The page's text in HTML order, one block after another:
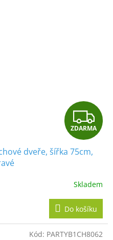
Z
D
R
M
A
ZDARMA
dveře, šířka 75cm,
Skladem
Do košíku
Kód: PARTYB1CH8062